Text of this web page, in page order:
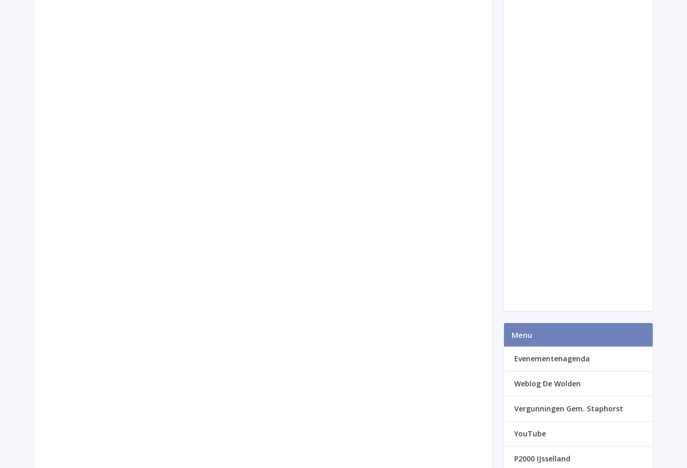
Menu
Evenementenagenda
Weblog De Wolden
Vergunningen Gem. Staphorst
YouTube
P2000 IJsselland